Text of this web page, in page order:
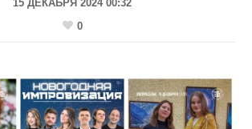
15 ДЕКАБРЯ 2024 00:32
0